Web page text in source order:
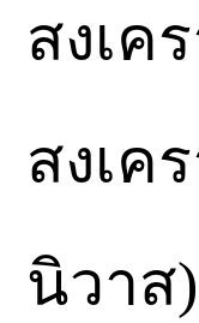
สงเค
สงเค
นิวาส